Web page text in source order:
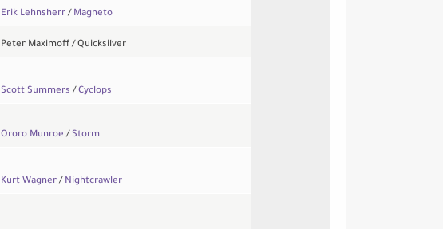
Erik Lehnsherr / Magneto
Peter Maximoff / Quicksilver
Scott Summers / Cyclops
Ororo Munroe / Storm
Kurt Wagner / Nightcrawler